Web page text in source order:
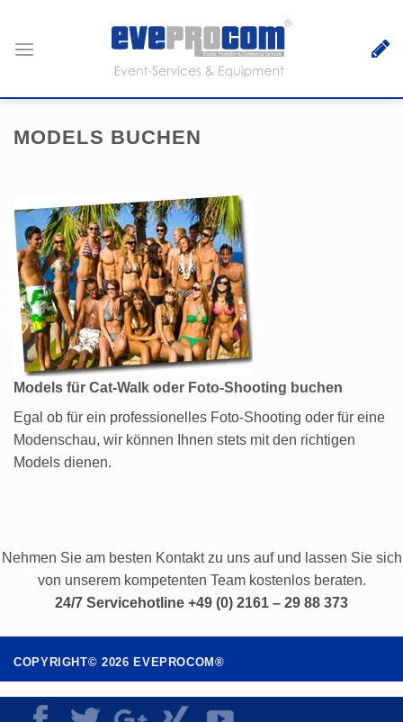
springen
MODELS BUCHEN
Models für Cat-Walk oder Foto-Shooting buchen
Egal ob für ein professionelles Foto-Shooting oder für eine
Modenschau, wir können Ihnen stets mit den richtigen
Models dienen.
Nehmen Sie am besten Kontakt zu uns auf und lassen Sie sich
von unserem kompetenten Team kostenlos beraten.
24/7 Servicehotline +49 (0) 2161 – 29 88 373
COPYRIGHT©2026 EVEPROCOM®